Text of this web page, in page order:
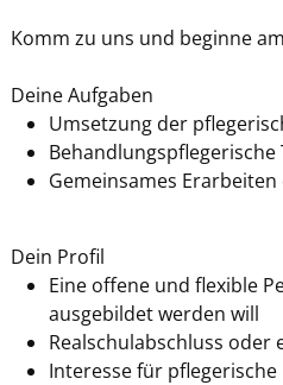
Komm zu uns und beginne
Deine Aufgaben
Umsetzung der
Behandlungspflegerische
Gemeinsames
Dein Profil
Eine offene und flexible
ausgebildet werden will
Realschulabschluss oder
Interesse für